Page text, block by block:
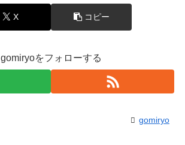
X コピー
gomiryoをフォローする
gomiryo